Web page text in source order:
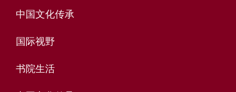
中国文化传承
国际视野
书院生活